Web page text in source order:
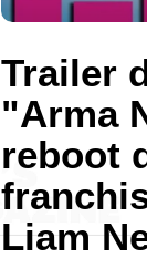
Trailer
"Arma
reboot
Liam